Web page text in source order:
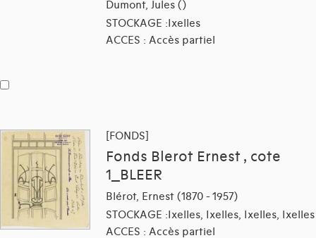
Dumont, Jules ()
STOCKAGE :Ixelles
ACCES : Accès partiel
[FONDS]
Fonds Blerot Ernest , cote
1_BLEER
Blérot, Ernest (1870 - 1957)
STOCKAGE :Ixelles, Ixelles, Ixelles, Ixelles
ACCES : Accès partiel